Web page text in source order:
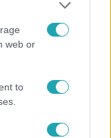
web or
to